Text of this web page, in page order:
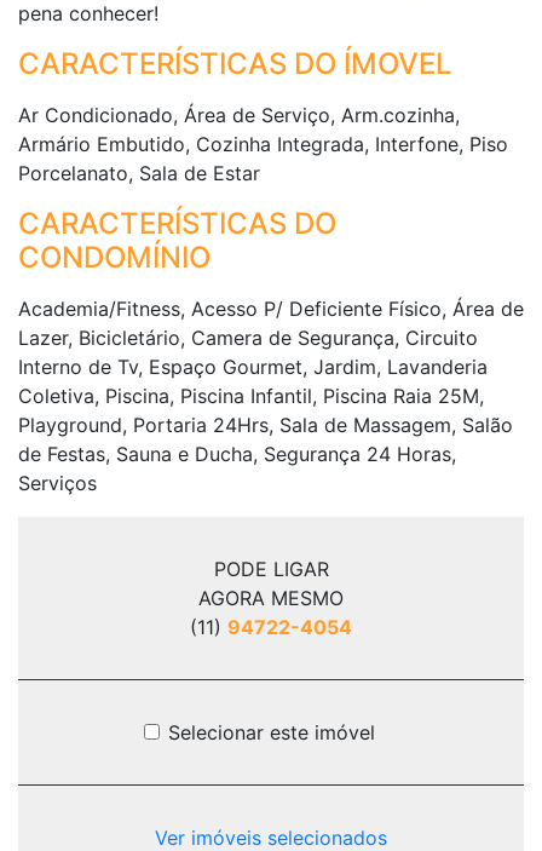
PODE LIGAR
AGORA MESMO
(11) 94722-4054
Selecionar este imóvel
Ver imóveis selecionados
pena conhecer!
CARACTERÍSTICAS DO ÍMOVEL
Ar Condicionado, Área de Serviço, Arm.cozinha,
Armário Embutido, Cozinha Integrada, Interfone, Piso
Porcelanato, Sala de Estar
CARACTERÍSTICAS DO
CONDOMÍNIO
Academia/Fitness, Acesso P/ Deficiente Físico, Área de
Lazer, Bicicletário, Camera de Segurança, Circuito
Interno de Tv, Espaço Gourmet, Jardim, Lavanderia
Coletiva, Piscina, Piscina Infantil, Piscina Raia 25M,
Playground, Portaria 24Hrs, Sala de Massagem, Salão
de Festas, Sauna e Ducha, Segurança 24 Horas,
Serviços